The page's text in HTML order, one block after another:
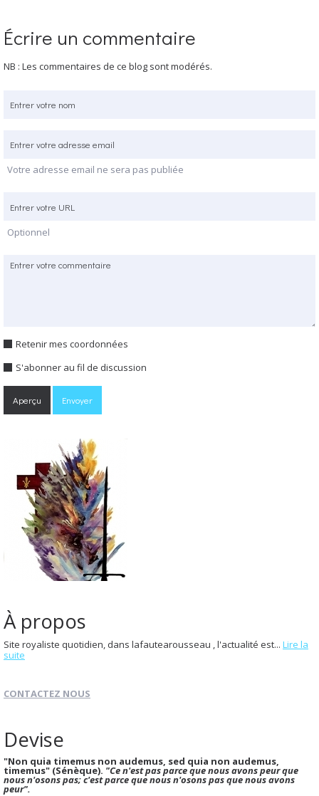
Écrire un commentaire
NB : Les commentaires de ce blog sont modérés.
Votre adresse email ne sera pas publiée
Optionnel
Retenir mes coordonnées
S'abonner au fil de discussion
À propos
Site royaliste quotidien, dans lafautearousseau , l'actualité est... Lire la
suite
CONTACTEZ NOUS
Devise
"Non quia timemus non audemus, sed quia non audemus,
timemus" (Sénèque). "Ce n'est pas parce que nous avons peur que
nous n'osons pas; c'est parce que nous n'osons pas que nous avons
peur".